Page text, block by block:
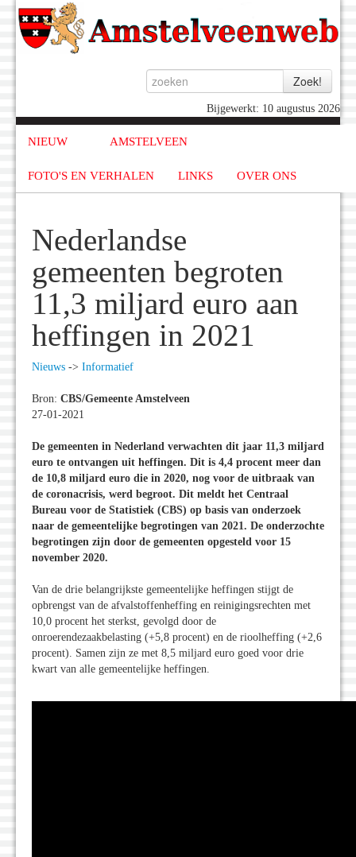
Bijgewerkt: 10 augustus 2026
NIEUW AMSTELVEEN
FOTO'S EN VERHALEN LINKS OVER ONS
Nederlandse
gemeenten begroten
11,3 miljard euro aan
heffingen in 2021
Nieuws -> Informatief
Bron: CBS/Gemeente Amstelveen
27-01-2021
De gemeenten in Nederland verwachten dit jaar 11,3 miljard
euro te ontvangen uit heffingen. Dit is 4,4 procent meer dan
de 10,8 miljard euro die in 2020, nog voor de uitbraak van
de coronacrisis, werd begroot. Dit meldt het Centraal
Bureau voor de Statistiek (CBS) op basis van onderzoek
naar de gemeentelijke begrotingen van 2021. De onderzochte
begrotingen zijn door de gemeenten opgesteld voor 15
november 2020.
Van de drie belangrijkste gemeentelijke heffingen stijgt de
opbrengst van de afvalstoffenheffing en reinigingsrechten met
10,0 procent het sterkst, gevolgd door de
onroerendezaakbelasting (+5,8 procent) en de rioolheffing (+2,6
procent). Samen zijn ze met 8,5 miljard euro goed voor drie
kwart van alle gemeentelijke heffingen.